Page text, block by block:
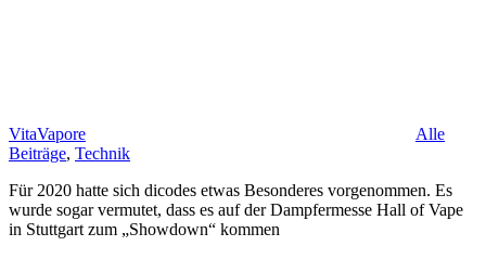
VitaVapore
Alle
Beiträge, Technik
Für 2020 hatte sich dicodes etwas Besonderes vorgenommen. Es
wurde sogar vermutet, dass es auf der Dampfermesse Hall of Vape
in Stuttgart zum „Showdown“ kommen